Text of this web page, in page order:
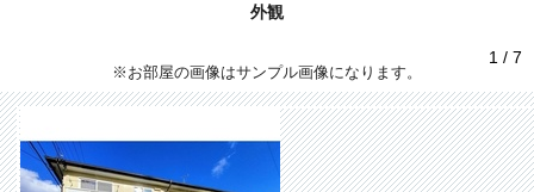
外観
1 / 7
※お部屋の画像はサンプル画像になります。